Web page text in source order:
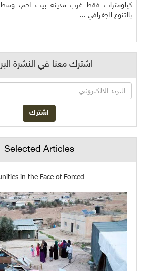
كيلومترات فقط غرب مدينة بيت لحم، وسط
بالتنوع الجغرافي ...
اشترك معنا في النشرة
Selected Articles
in the Face of Forced